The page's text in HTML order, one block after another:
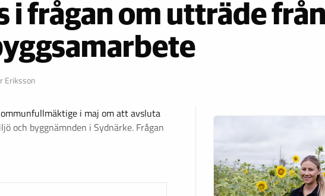
i frågan om utträde
Eriksson
i maj om att avsluta
och byggnämnden i Sydnärke. Frågan